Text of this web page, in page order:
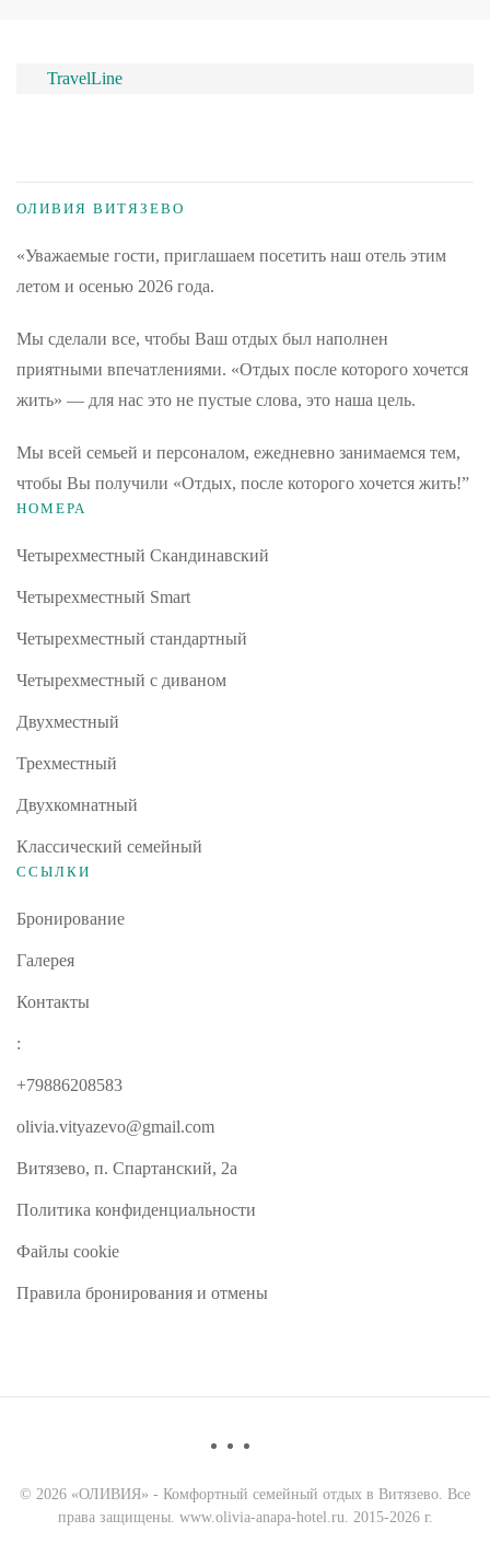
TravelLine
ОЛИВИЯ ВИТЯЗЕВО
«Уважаемые гости, приглашаем посетить наш отель этим
летом и осенью 2026 года.
Мы сделали все, чтобы Ваш отдых был наполнен
приятными впечатлениями. «Отдых после которого хочется
жить» — для нас это не пустые слова, это наша цель.
Мы всей семьей и персоналом, ежедневно занимаемся тем,
чтобы Вы получили «Отдых, после которого хочется жить!”
НОМЕРА
Четырехместный Скандинавский
Четырехместный Smart
Четырехместный стандартный
Четырехместный с диваном
Двухместный
Трехместный
Двухкомнатный
Классический семейный
ССЫЛКИ
Бронирование
Галерея
Контакты
:
+79886208583
olivia.vityazevo@gmail.com
Витязево, п. Спартанский, 2а
Политика конфиденциальности
Файлы cookie
Правила бронирования и отмены
© 2026 «ОЛИВИЯ» - Комфортный семейный отдых в Витязево. Все
права защищены. www.olivia-anapa-hotel.ru. 2015-2026 г.